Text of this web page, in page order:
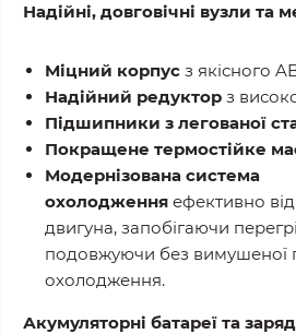
Надійні, довговічні вузли та
Міцний корпус з якісного
Надійний редуктор з
Підшипники з легованої
Покращене термостійке
Модернізована система
охолодження ефективно
двигуна, запобігаючи
подовжуючи без вимушеної
охолодження.
Акумуляторні батареї та